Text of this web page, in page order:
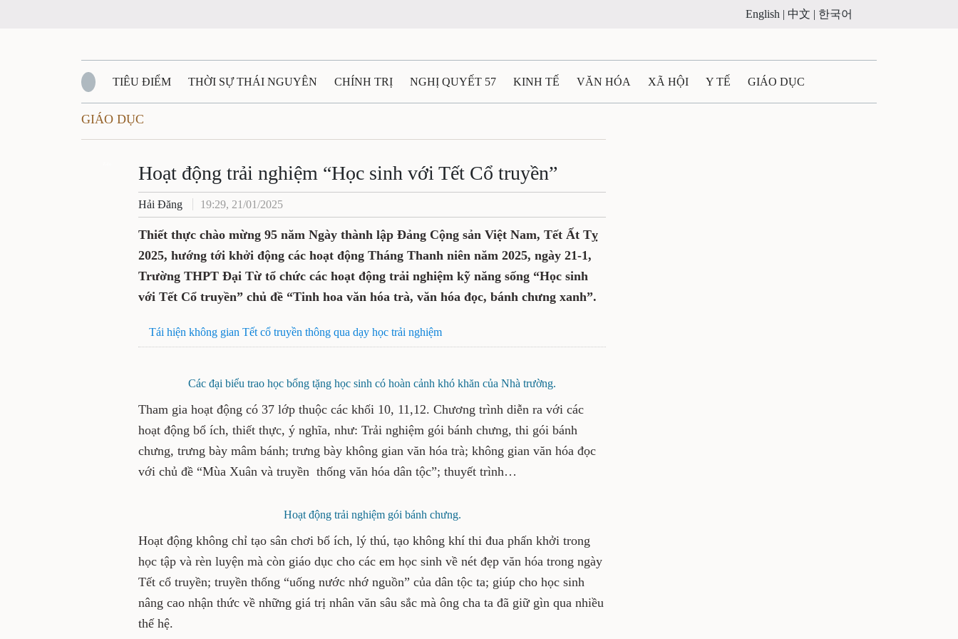
English | 中文 | 한국어
TIÊU ĐIỂM THỜI SỰ THÁI NGUYÊN CHÍNH TRỊ NGHỊ QUYẾT 57 KINH TẾ VĂN HÓA XÃ HỘI Y TẾ GIÁO DỤC
QUỐC PHÒNG - AN NINH
QUÊ HƯƠNG - ĐẤT NƯỚC QUỐC TẾ TÀI NGUYÊN - MÔI TRƯỜNG THỂ THAO
VĂN BẢN, CHÍNH SÁCH MỚI VĂN NGHỆ THÁI NGUYÊN
GIÁO DỤC
Hoạt động trải nghiệm “Học sinh với Tết Cổ truyền”
Hải Đăng 19:29, 21/01/2025
Thiết thực chào mừng 95 năm Ngày thành lập Đảng Cộng sản Việt Nam, Tết Ất Tỵ
2025, hướng tới khởi động các hoạt động Tháng Thanh niên năm 2025, ngày 21-1,
Trường THPT Đại Từ tổ chức các hoạt động trải nghiệm kỹ năng sống “Học sinh
với Tết Cổ truyền” chủ đề “Tinh hoa văn hóa trà, văn hóa đọc, bánh chưng xanh”.
Tái hiện không gian Tết cổ truyền thông qua dạy học trải nghiệm
Các đại biểu trao học bổng tặng học sinh có hoàn cảnh khó khăn của Nhà trường.
Tham gia hoạt động có 37 lớp thuộc các khối 10, 11,12. Chương trình diễn ra với các
hoạt động bổ ích, thiết thực, ý nghĩa, như: Trải nghiệm gói bánh chưng, thi gói bánh
chưng, trưng bày mâm bánh; trưng bày không gian văn hóa trà; không gian văn hóa đọc
với chủ đề “Mùa Xuân và truyền thống văn hóa dân tộc”; thuyết trình…
Hoạt động trải nghiệm gói bánh chưng.
Hoạt động không chỉ tạo sân chơi bổ ích, lý thú, tạo không khí thi đua phấn khởi trong
học tập và rèn luyện mà còn giáo dục cho các em học sinh về nét đẹp văn hóa trong ngày
Tết cổ truyền; truyền thống “uống nước nhớ nguồn” của dân tộc ta; giúp cho học sinh
nâng cao nhận thức về những giá trị nhân văn sâu sắc mà ông cha ta đã giữ gìn qua nhiều
thế hệ.